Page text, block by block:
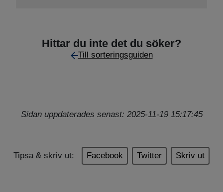
Hittar du inte det du söker?
Till sorteringsguiden
Sidan uppdaterades senast: 2025-11-19 15:17:45
Tipsa & skriv ut: Facebook Twitter Skriv ut